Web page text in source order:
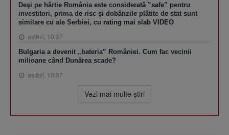
Deşi pe hârtie România este considerată ”safe” pentru
investitori, prima de risc şi dobânzile plătite de stat sunt
similare cu ale Serbiei, cu rating mai slab VIDEO
astăzi, 10:37
Bulgaria a devenit „bateria” României. Cum fac vecinii
milioane când Dunărea scade?
astăzi, 10:37
Vezi mai multe ştiri